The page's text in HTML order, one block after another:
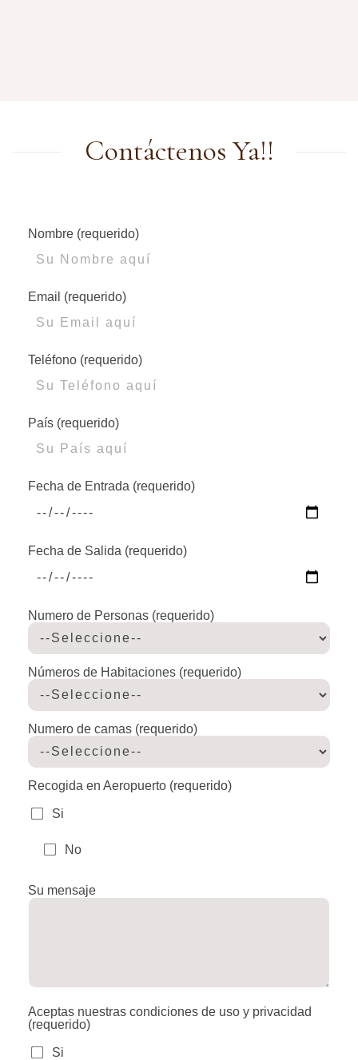
Contáctenos Ya!!
Nombre (requerido)
Email (requerido)
Teléfono (requerido)
País (requerido)
Fecha de Entrada (requerido)
Fecha de Salida (requerido)
Numero de Personas (requerido)
Números de Habitaciones (requerido)
Numero de camas (requerido)
Recogida en Aeropuerto (requerido)
Si
No
Su mensaje
Aceptas nuestras condiciones de uso y privacidad
(requerido)
Si